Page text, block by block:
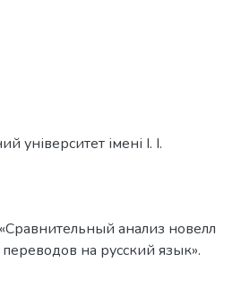
університет імені І. І.
анализ новелл
на русский язык».